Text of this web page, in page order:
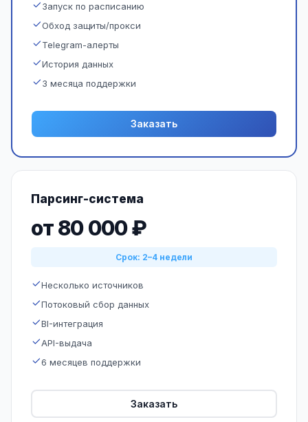
Запуск по расписанию
Обход защиты/прокси
Telegram-алерты
История данных
3 месяца поддержки
Заказать
Парсинг-система
от 80 000 ₽
Срок: 2–4 недели
Несколько источников
Потоковый сбор данных
BI-интеграция
API-выдача
6 месяцев поддержки
Заказать